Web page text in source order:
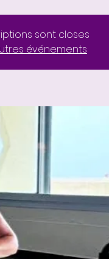
sont closes
événements